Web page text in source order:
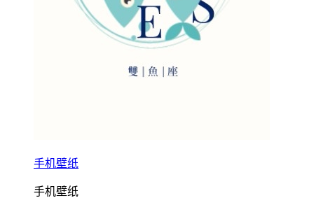
手机壁纸
手机壁纸